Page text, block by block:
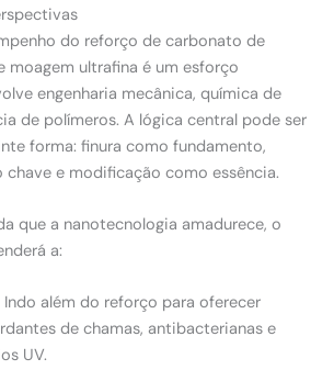
do reforço de carbonato de
moagem ultrafina é um esforço
engenharia mecânica, química de
de polímeros. A lógica central pode ser
forma: finura como fundamento,
e modificação como essência.
que a nanotecnologia amadurece, o
a:
Indo além do reforço para oferecer
de chamas, antibacterianas e
UV.